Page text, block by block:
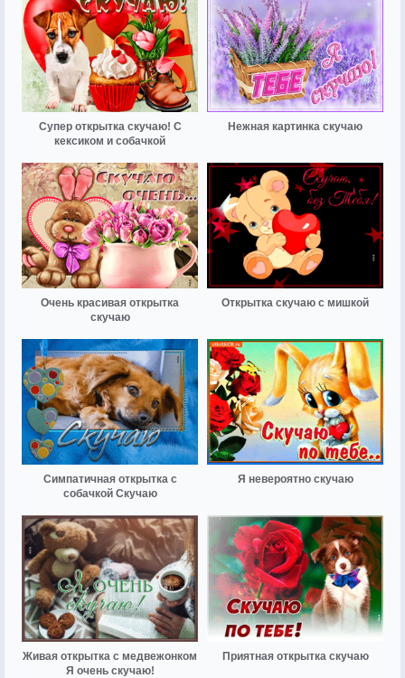
Супер открытка скучаю! С
кексиком и собачкой
Нежная картинка скучаю
Очень красивая открытка
скучаю
Открытка скучаю с мишкой
Симпатичная открытка с
собачкой Скучаю
Я невероятно скучаю
Живая открытка с медвежонком
Я очень скучаю!
Приятная открытка скучаю